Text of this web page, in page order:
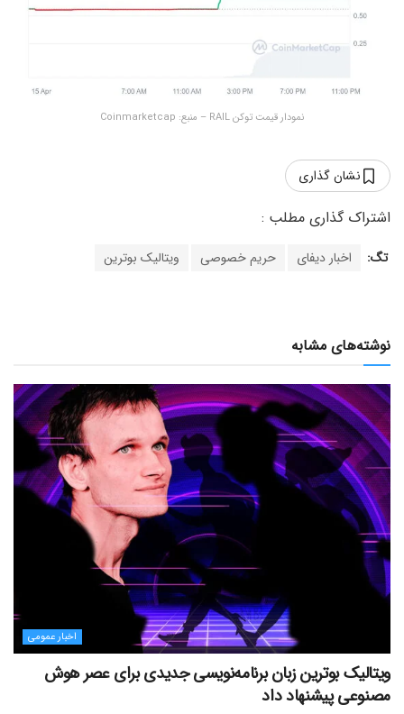
نمودار قیمت توکن RAIL – منبع: Coinmarketcap
نشان گذاری
تگ: اخبار دیفای حریم خصوصی ویتالیک بوترین
نوشته‌های مشابه
اخبار عمومی
ویتالیک بوترین زبان برنامه‌نویسی جدیدی برای عصر هوش
مصنوعی پیشنهاد داد